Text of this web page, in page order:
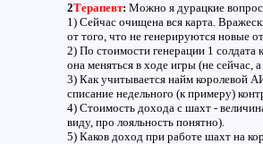
2Терапевт: Можно я дурацкие
1) Сейчас очищена вся карта.
от того, что не генерируются новые
2) По стоимости генерации 1 солдата
она меняться в ходе игры (не
3) Как учитывается найм королевой
списание недельного (к примеру)
4) Стоимость дохода с шахт -
виду, про лояльность понятно).
5) Каков доход при работе шахт на